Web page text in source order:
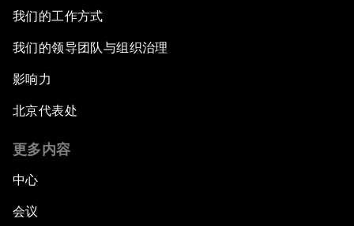
我们的工作方式
我们的领导团队与组织治理
影响力
北京代表处
更多内容
中心
会议